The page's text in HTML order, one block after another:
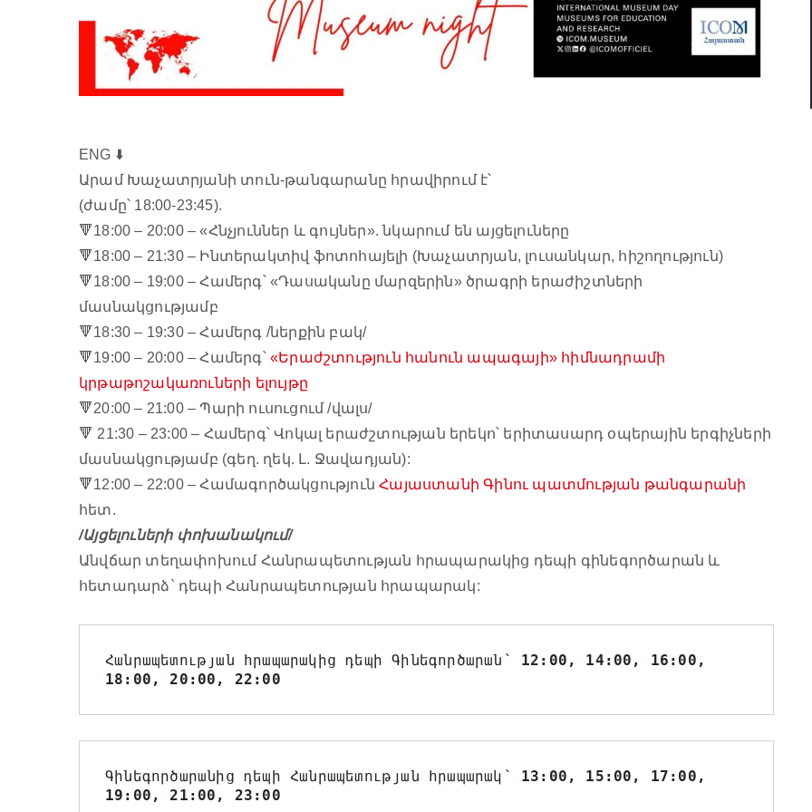
ENG ⬇️
Արամ Խաչատրյանի տուն-թանգարանը հրավիրում է՝
(ժամը՝ 18:00-23:45).
🔻18:00 – 20:00 – «Հնչյուններ և գույներ». նկարում են այցելուները
🔻18:00 – 21:30 – Ինտերակտիվ ֆոտոհայելի (Խաչատրյան, լուսանկար, հիշողություն)
🔻18:00 – 19:00 – Համերգ՝ «Դասականը մարզերին» ծրագրի երաժիշտների
մասնակցությամբ
🔻18:30 – 19:30 – Համերգ /ներքին բակ/
🔻19:00 – 20:00 – Համերգ՝«Երաժշտություն հանուն ապագայի» հիմնադրամի
կրթաթոշակառուների ելույթը
🔻20:00 – 21:00 – Պարի ուսուցում /վալս/
🔻 21:30 – 23:00 – Համերգ՝ Վոկալ երաժշտության երեկո՝ երիտասարդ օպերային երգիչների
մասնակցությամբ (գեղ. ղեկ. Լ. Ջավադյան):
🔻12:00 – 22:00 – ՀամագործակցությունՀայաստանի Գինու պատմության թանգարանի
հետ.
/Այցելուների փոխանակում/
Անվճար տեղափոխում Հանրապետության հրապարակից դեպի գինեգործարան և
հետադարձ` դեպի Հանրապետության հրապարակ:
Հանրապետության հրապարակից դեպի Գինեգործարան՝ 12:00, 14:00, 16:00,
18:00, 20:00, 22:00
Գինեգործարանից դեպի Հանրապետության հրապարակ՝ 13:00, 15:00, 17:00,
19:00, 21:00, 23:00